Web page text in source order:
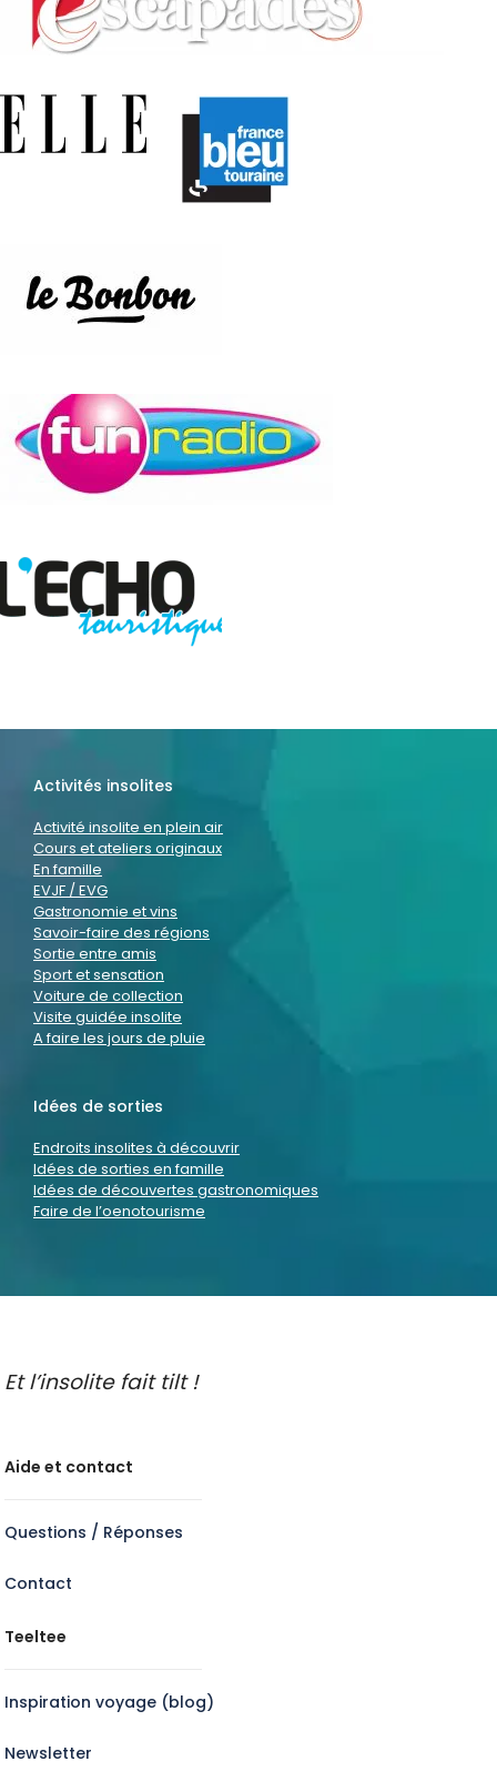
Activités insolites
Activité insolite en plein air
Cours et ateliers originaux
En famille
EVJF / EVG
Gastronomie et vins
Savoir-faire des régions
Sortie entre amis
Sport et sensation
Voiture de collection
Visite guidée insolite
A faire les jours de pluie
Idées de sorties
Endroits insolites à découvrir
Idées de sorties en famille
Idées de découvertes gastronomiques
Faire de l’oenotourisme
Et l’insolite fait tilt !
Aide et contact
Questions / Réponses
Contact
Teeltee
Inspiration voyage (blog)
Newsletter